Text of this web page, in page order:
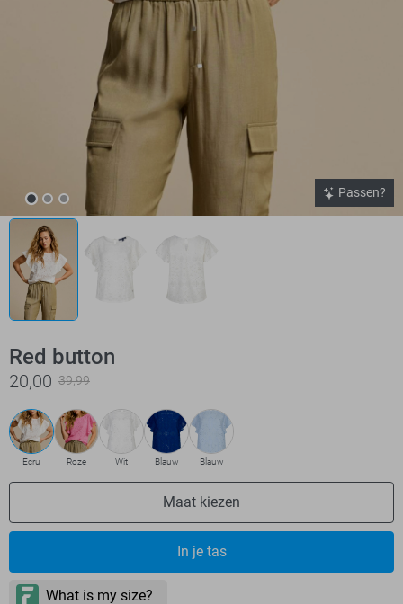
Passen?
Red button
20,00 39,99
Ecru Roze Wit Blauw Blauw
Maat kiezen
In je tas